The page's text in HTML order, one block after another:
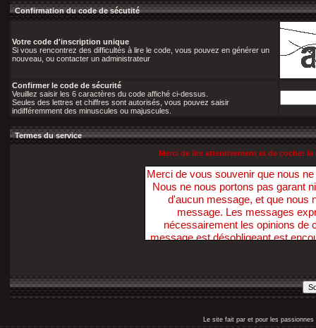
Confirmation du code de sécutité
Votre code d'inscription unique
Si vous rencontrez des difficultés à lire le code, vous pouvez en générer un
nouveau, ou contacter un administrateur
Confirmer le code de sécurité
Veuillez saisir les 6 caractères du code affiché ci-dessus.
Seules des lettres et chiffres sont autorisés, vous pouvez saisir
indifféremment des minuscules ou majuscules.
Termes du service
Merci de lire attentivement et de cocher
Merci de vous souvenir que nous
Nous ne nous portons pas garant
d'aucun message, et que nous
message. Les messages
nécessairement les opinions de
message est désobligeant est
pas ces Forums pour poster
diffamatoire, inexacte, abusive,
Le site fait par et pour les